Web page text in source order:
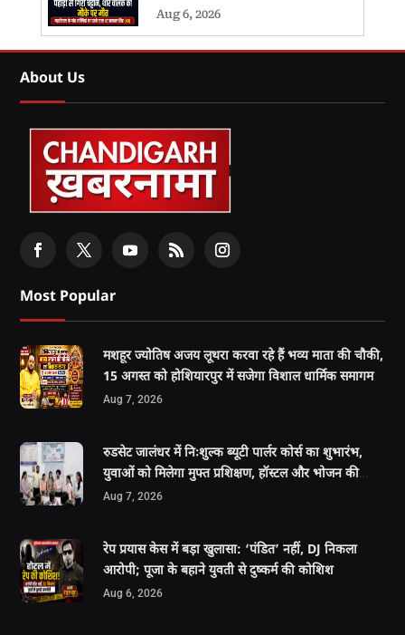
Aug 6, 2026
About Us
Most Popular
मशहूर ज्योतिष अजय लूथरा करवा रहे हैं भव्य माता की चौकी,
15 अगस्त को होशियारपुर में सजेगा विशाल धार्मिक समागम
Aug 7, 2026
रुडसेट जालंधर में निःशुल्क ब्यूटी पार्लर कोर्स का शुभारंभ,
युवाओं को मिलेगा मुफ्त प्रशिक्षण, हॉस्टल और भोजन की
सुविधा
Aug 7, 2026
रेप प्रयास केस में बड़ा खुलासा: ‘पंडित’ नहीं, DJ निकला
आरोपी; पूजा के बहाने युवती से दुष्कर्म की कोशिश
Aug 6, 2026